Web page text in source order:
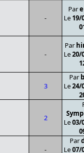
-
Par
Le 19/
-
Par
Le20/
3
Par
Le24/
2
Le03/
-
Par
Le07/